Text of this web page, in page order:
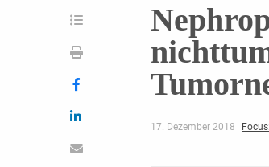
17. Dezember 2018